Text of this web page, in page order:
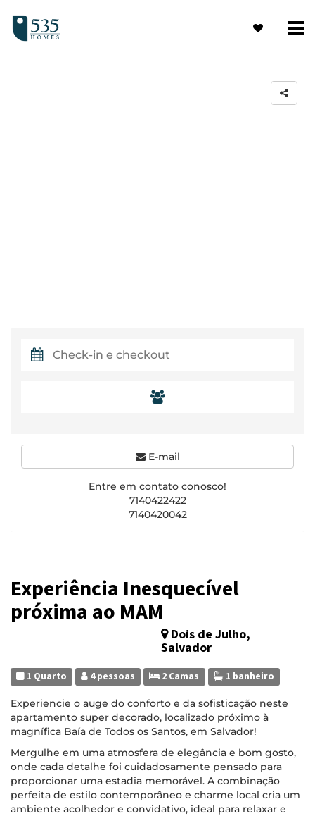
Experiência Inesquecível
próxima ao MAM
Dois de Julho,
Salvador
1 Quarto 4 pessoas 2 Camas 1 banheiro
Experiencie o auge do conforto e da sofisticação neste
apartamento super decorado, localizado próximo à
magnífica Baía de Todos os Santos, em Salvador!
Mergulhe em uma atmosfera de elegância e bom gosto,
onde cada detalhe foi cuidadosamente pensado para
proporcionar uma estadia memorável. A combinação
perfeita de estilo contemporâneo e charme local cria um
ambiente acolhedor e convidativo, ideal para relaxar e
E-mail
Entre em contato conosco!
7140422422
7140420042